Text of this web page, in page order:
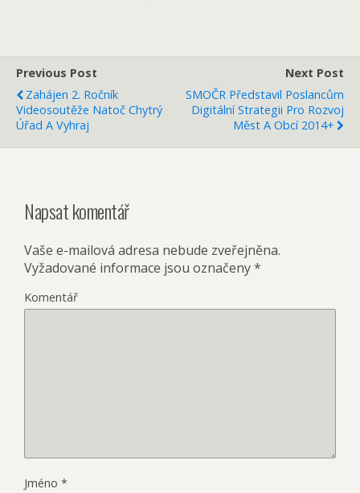
Previous Post
Zahájen 2. Ročník
Videosoutěže Natoč Chytrý
Úřad A Vyhraj
Next Post
SMOČR Představil Poslancům
Digitální Strategii Pro Rozvoj
Měst A Obcí 2014+
Napsat komentář
Vaše e-mailová adresa nebude zveřejněna.
Vyžadované informace jsou označeny*
Komentář
Jméno *